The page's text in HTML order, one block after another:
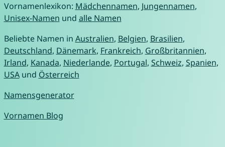
Vornamenlexikon: Mädchennamen, Jungennamen,
Unisex-Namen und alle Namen
Beliebte Namen in Australien, Belgien, Brasilien,
Deutschland, Dänemark, Frankreich, Großbritannien,
Irland, Kanada, Niederlande, Portugal, Schweiz, Spanien,
USAund Österreich
Namensgenerator
Vornamen Blog